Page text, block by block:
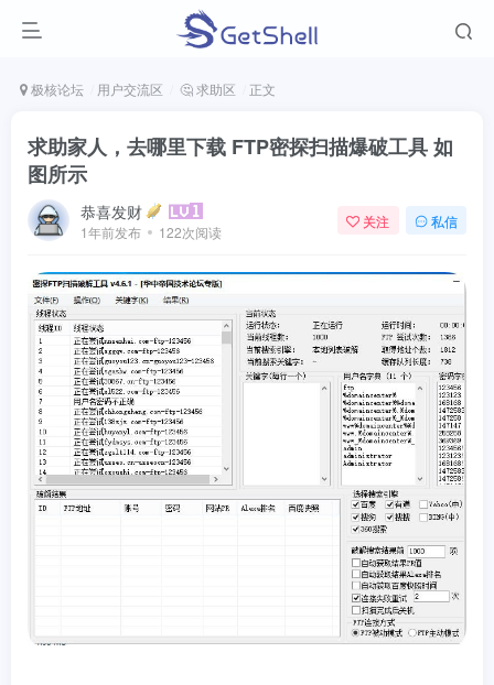
极核论坛 用户交流区 🤔 求助区 正文
求助家人，去哪里下载 FTP密探扫描爆破工具 如
图所示
恭喜发财
1年前发布 122次阅读
关注 私信